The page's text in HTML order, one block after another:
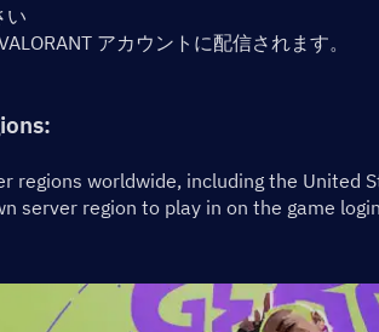
い
アカウントに配信されます。
regions worldwide, including the United
server region to play in on the game